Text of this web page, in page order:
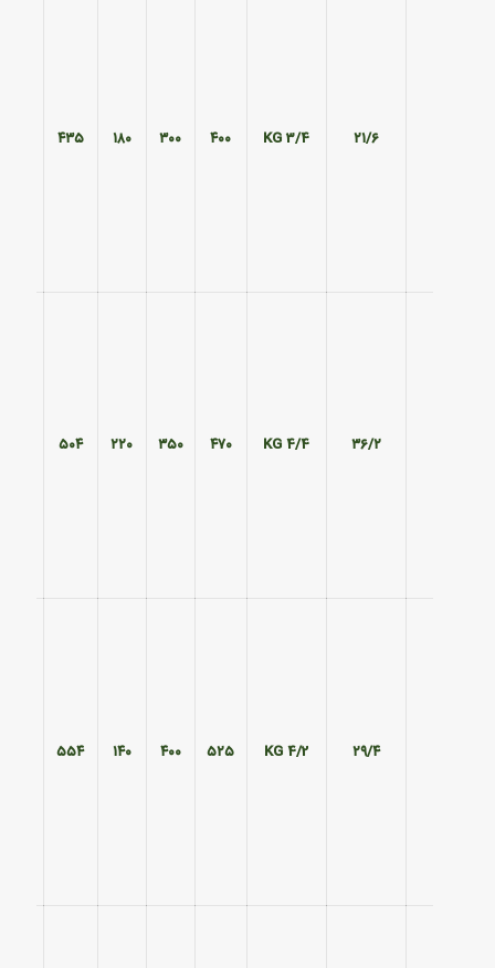
۲۱/۶ 3/4 KG ۴۰۰ ۳۰۰ ۱۸۰ ۴۳۵
۳۶/۲ 4/4 KG ۴۷۰ ۳۵۰ ۲۲۰ ۵۰۴
۲۹/۴ 4/2 KG ۵۲۵ ۴۰۰ ۱۴۰ ۵۵۴